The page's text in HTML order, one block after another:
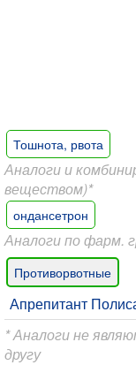
Тошнота, рвота
Аналоги и
веществом)*
ондансетрон
Аналоги по фарм.
Противорвотные
Апрепитант
* Аналоги не
другу